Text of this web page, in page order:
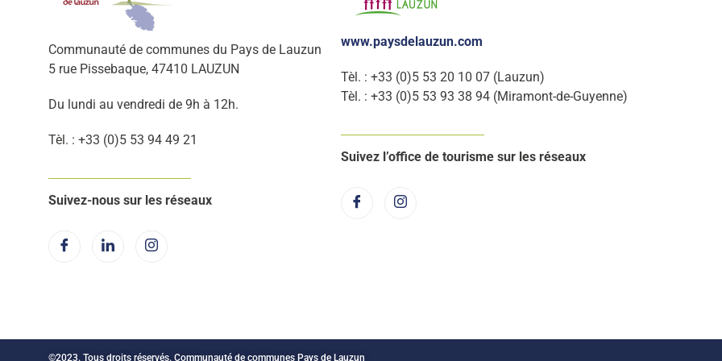
Communauté de communes du Pays de Lauzun
5 rue Pissebaque, 47410 LAUZUN
Du lundi au vendredi de 9h à 12h.
Tèl. : +33 (0)5 53 94 49 21
Suivez-nous sur les réseaux
www.paysdelauzun.com
Tèl. : +33 (0)5 53 20 10 07 (Lauzun)
Tèl. : +33 (0)5 53 93 38 94 (Miramont-de-Guyenne)
Suivez l’office de tourisme sur les réseaux
©2023. Tous droits réservés. Communauté de communes Pays de Lauzun